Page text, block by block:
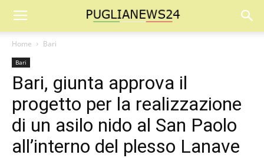
Home Bari
Bari
Bari, giunta approva il
progetto per la realizzazione
di un asilo nido al San Paolo
all’interno del plesso Lanave